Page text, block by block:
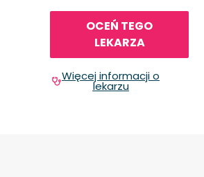
OCEŃ TEGO
LEKARZA
Więcej informacji o
lekarzu